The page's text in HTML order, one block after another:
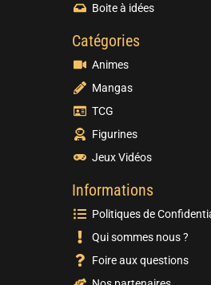
Boite à idées
Catégories
Animes
Mangas
TCG
Figurines
Jeux Vidéos
Informations
Politiques de
Qui sommes nous ?
Foire aux questions